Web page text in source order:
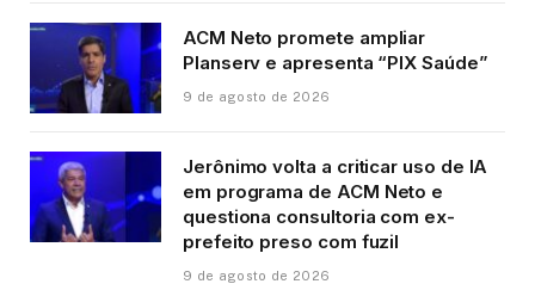
ACM Neto promete ampliar
Planserv e apresenta “PIX Saúde”
9 de agosto de 2026
Jerônimo volta a criticar uso de IA
em programa de ACM Neto e
questiona consultoria com ex-
prefeito preso com fuzil
9 de agosto de 2026